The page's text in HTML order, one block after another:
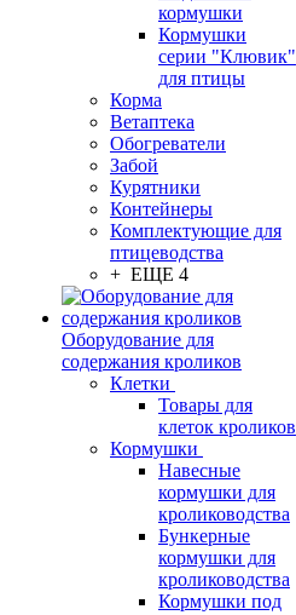
кормушки
Кормушки
серии "Клювик"
для птицы
Корма
Ветаптека
Обогреватели
Забой
Курятники
Контейнеры
Комплектующие для
птицеводства
+ ЕЩЕ 4
Оборудование для
содержания кроликов
Клетки
Товары для
клеток кроликов
Кормушки
Навесные
кормушки для
кролиководства
Бункерные
кормушки для
кролиководства
Кормушки под